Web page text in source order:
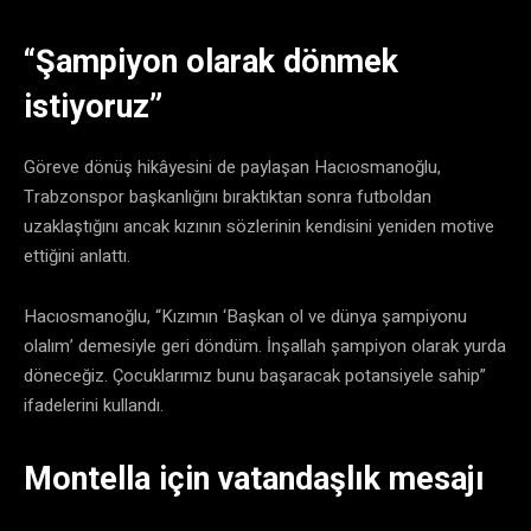
“Şampiyon olarak dönmek
istiyoruz”
Göreve dönüş hikâyesini de paylaşan Hacıosmanoğlu,
Trabzonspor başkanlığını bıraktıktan sonra futboldan
uzaklaştığını ancak kızının sözlerinin kendisini yeniden motive
ettiğini anlattı.
Hacıosmanoğlu, “Kızımın ‘Başkan ol ve dünya şampiyonu
olalım’ demesiyle geri döndüm. İnşallah şampiyon olarak yurda
döneceğiz. Çocuklarımız bunu başaracak potansiyele sahip”
ifadelerini kullandı.
Montella için vatandaşlık mesajı